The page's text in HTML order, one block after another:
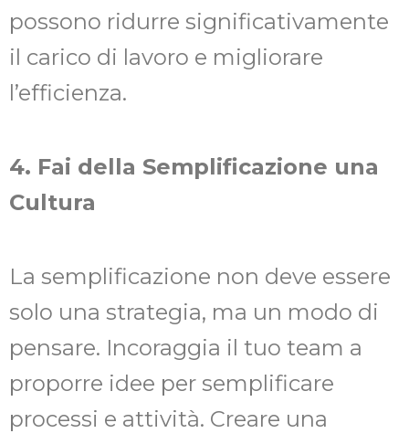
possono ridurre significativamente
il carico di lavoro e migliorare
l’efficienza.
4. Fai della Semplificazione una
Cultura
La semplificazione non deve essere
solo una strategia, ma un modo di
pensare. Incoraggia il tuo team a
proporre idee per semplificare
processi e attività. Creare una